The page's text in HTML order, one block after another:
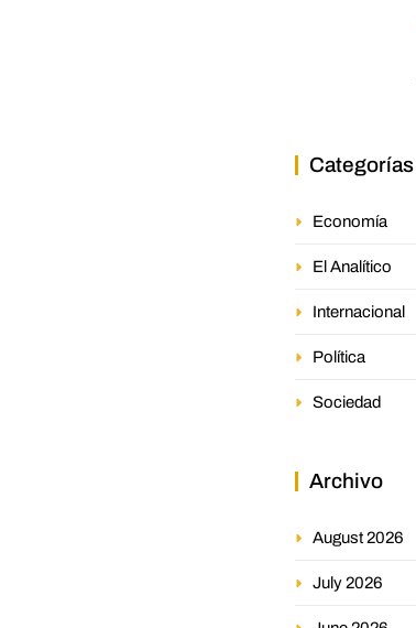
Categorías
Economía
El Analítico
Internacional
Política
Sociedad
Archivo
August 2026
July 2026